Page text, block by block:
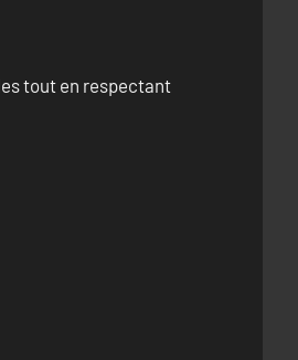
tout en respectant